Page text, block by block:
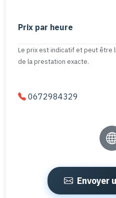
Prix par heure
Le prix est indicatif et peut être
de la prestation exacte.
0672984329
Envoyer